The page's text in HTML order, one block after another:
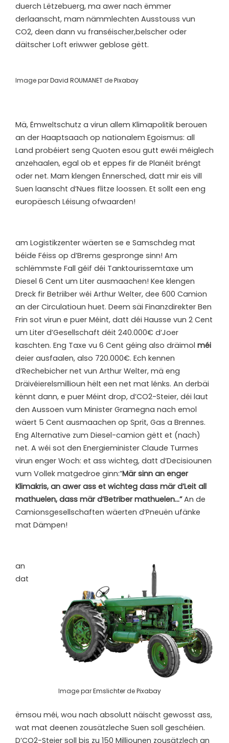
duerch Lëtzebuerg, ma awer nach ëmmer
derlaanscht, mam nämmlechten Ausstouss vun
CO2, deen dann vu franséischer,belscher oder
däitscher Loft eriwwer geblose gëtt.
Image parDavid ROUMANET dePixabay
Mä, Ëmweltschutz a virun allem Klimapolitik berouen
an der Haaptsaach op nationalem Egoismus: all
Land probéiert seng Quoten esou gutt ewéi méiglech
anzehaalen, egal ob et eppes fir de Planéit bréngt
oder net. Mam klengen Ënnersched, datt mir eis vill
Suen laanscht d’Nues flitze loossen. Et sollt een eng
europäesch Léisung ofwaarden!
am Logistikzenter wäerten se e Samschdeg mat
béide Féiss op d’Brems gespronge sinn! Am
schlëmmste Fall géif déi Tanktourissemtaxe um
Diesel 6 Cent um Liter ausmaachen! Kee klengen
Dreck fir Betriiber wéi Arthur Welter, dee 600 Camion
an der Circulatioun huet. Deem säi Finanzdirekter Ben
Frin sot virun e puer Méint, datt déi Hausse vun 2 Cent
um Liter d’Gesellschaft déit 240.000€ d’Joer
kaschten. Eng Taxe vu 6 Cent géing also dräimol méi
deier ausfaalen, also 720.000€. Ech kennen
d’Rechebicher net vun Arthur Welter, mä eng
Dräivéierelsmillioun hëlt een net mat lénks. An derbäi
kënnt dann, e puer Méint drop, d’CO2-Steier, déi laut
den Aussoen vum Minister Gramegna nach emol
wäert 5 Cent ausmaachen op Sprit, Gas a Brennes.
Eng Alternative zum Diesel-camion gëtt et (nach)
net. A wéi sot den Energieminister Claude Turmes
virun enger Woch: et ass wichteg, datt d’Decisiounen
vum Vollek matgedroe ginn:”Mär sinn an enger
Klimakris, an awer ass et wichteg dass mär d’Leit all
mathuelen, dass mär d’Betriber mathuelen…”An de
Camionsgesellschaften wäerten d’Pneuën ufänke
mat Dämpen!
Image parEmslichter dePixabay
an
dat
ëmsou méi, wou nach absolutt näischt gewosst ass,
wat mat deenen zousätzleche Suen soll geschéien.
D’CO2-Steier soll bis zu 150 Milliounen zousätzlech an